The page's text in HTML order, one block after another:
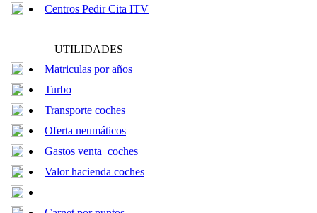
Centros Pedir Cita ITV
UTILIDADES
Matriculas por años
Turbo
Transporte coches
Oferta neumáticos
Gastos venta coches
Valor hacienda coches